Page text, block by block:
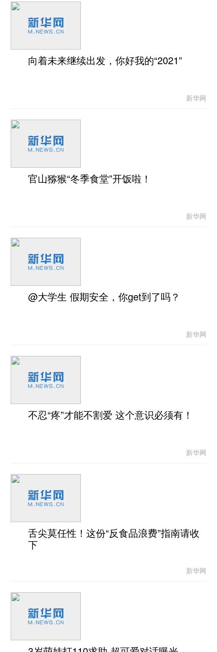
向着未来继续出发，你好我的“2021”
新华网
官山猕猴“冬季食堂”开饭啦！
新华网
@大学生 假期安全，你get到了吗？
新华网
不忍“疼”才能不割爱 这个意识必须有！
新华网
舌尖莫任性！这份“反食品浪费”指南请收
下
新华网